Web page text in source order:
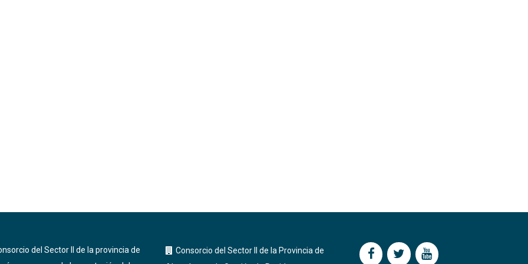
del Sector II de la provincia de
Consorcio del Sector II de la Provincia de